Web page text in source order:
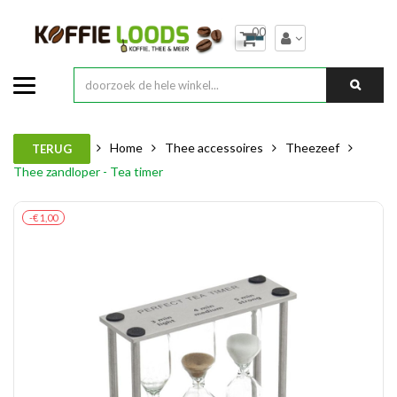
00
TERUG Home Thee accessoires
Theezeef
Thee zandloper - Tea timer
-€ 1,00